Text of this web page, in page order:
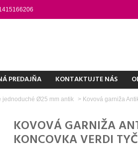
PREDAJŇA KONTAKTUJTE NÁS
jednoduché Ø25 mm antik > Kovová garniža
KOVOVÁ GARNIŽA
KONCOVKA VERDI